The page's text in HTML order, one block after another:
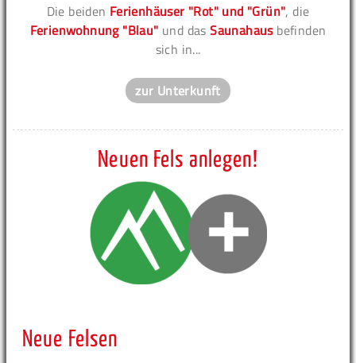
Die beiden Ferienhäuser "Rot" und "Grün", die
Ferienwohnung "Blau" und dasSaunahausbefinden
sich in...
zur Unterkunft
Neuen Fels anlegen!
Neue Felsen